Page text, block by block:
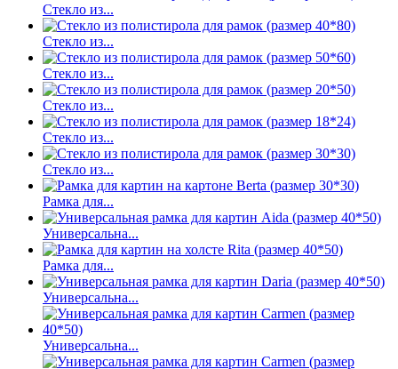
Стекло из...
Стекло из...
Стекло из...
Стекло из...
Стекло из...
Стекло из...
Рамка для...
Универсальна...
Рамка для...
Универсальна...
Универсальна...